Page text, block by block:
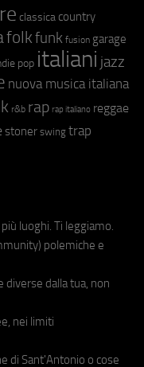
classica country
folkfunk fusion garage
pop italiani jazz
nuova musica italiana
r&b rap rap italiano reggae
stoner swing trap
luoghi. Ti leggiamo.
polemiche e
diverse dalla tua, non
nei limiti
di Sant'Antonio o cose